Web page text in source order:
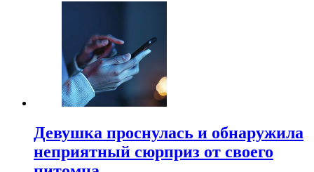
Девушка проснулась и обнаружила
неприятный сюрприз от своего